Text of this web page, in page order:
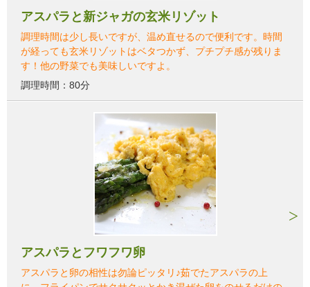
アスパラと新ジャガの玄米リゾット
調理時間は少し長いですが、温め直せるので便利です。時間
が経っても玄米リゾットはベタつかず、プチプチ感が残りま
す！他の野菜でも美味しいですよ。
調理時間：80分
アスパラとフワフワ卵
アスパラと卵の相性は勿論ピッタリ♪茹でたアスパラの上